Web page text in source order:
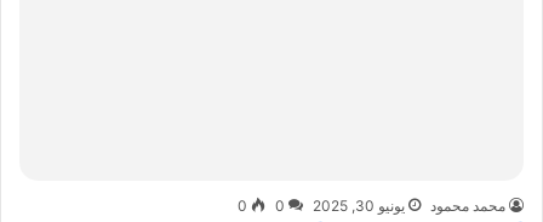
محمد محمود يونيو 30, 2025 0
0